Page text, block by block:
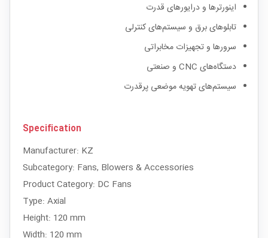
اینورترها و درایورهای قدرت
تابلوهای برق و سیستم‌های کنترلی
سرورها و تجهیزات مخابراتی
دستگاه‌های CNC و صنعتی
سیستم‌های تهویه موضعی پرقدرت
Specification
Manufacturer: KZ
Subcategory: Fans, Blowers & Accessories
Product Category: DC Fans
Type: Axial
Height: 120 mm
Width: 120 mm